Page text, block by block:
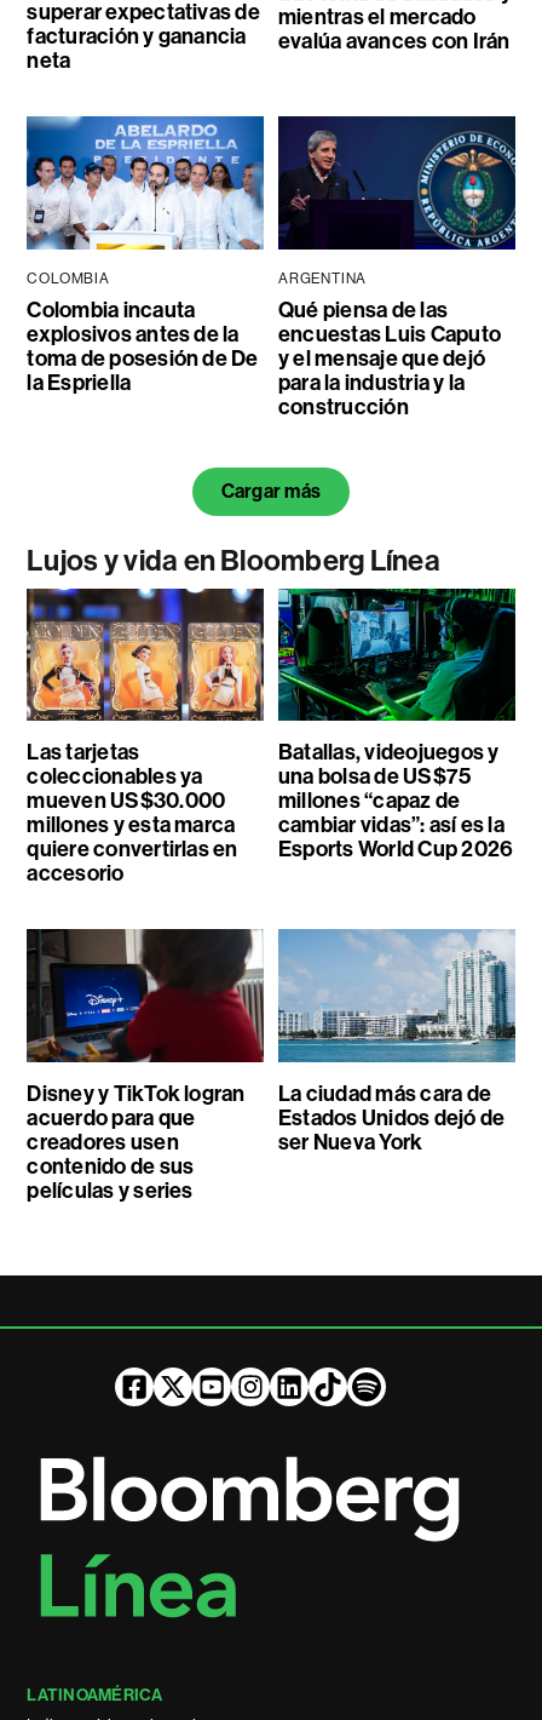
superar expectativas de
facturación y ganancia
neta
mientras el mercado
evalúa avances con Irán
COLOMBIA
Colombia incauta
explosivos antes de la
toma de posesión de De
la Espriella
ARGENTINA
Qué piensa de las
encuestas Luis Caputo
y el mensaje que dejó
para la industria y la
construcción
Cargar más
Lujos y vida en Bloomberg Línea
Las tarjetas
coleccionables ya
mueven US$30.000
millones y esta marca
quiere convertirlas en
accesorio
Batallas, videojuegos y
una bolsa de US$75
millones “capaz de
cambiar vidas”: así es la
Esports World Cup 2026
Disney y TikTok logran
acuerdo para que
creadores usen
contenido de sus
películas y series
La ciudad más cara de
Estados Unidos dejó de
ser Nueva York
LATINOAMÉRICA